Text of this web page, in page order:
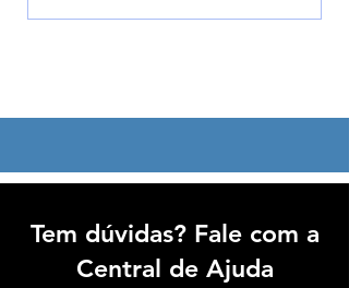
Tem dúvidas? Fale com a
Central de Ajuda